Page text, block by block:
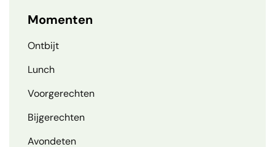
Momenten
Ontbijt
Lunch
Voorgerechten
Bijgerechten
Avondeten